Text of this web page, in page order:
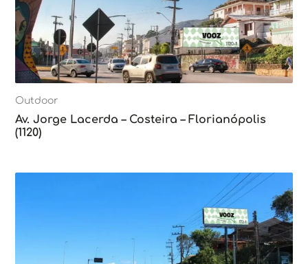
Outdoor
Av. Jorge Lacerda – Costeira – Florianópolis
(1120)